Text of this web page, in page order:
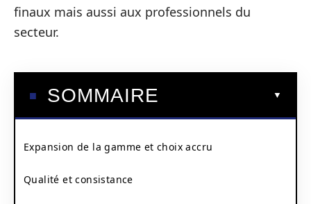
finaux mais aussi aux professionnels du
secteur.
SOMMAIRE
Expansion de la gamme et choix accru
Qualité et consistance